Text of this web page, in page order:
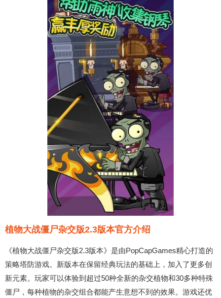
植物大战僵尸杂交版2.3版本官方介绍
《植物大战僵尸杂交版2.3版本》是由PopCapGames精心打造的
策略塔防游戏。新版本在保留经典玩法的基础上，加入了更多创
新元素。玩家可以体验到超过50种全新的杂交植物和30多种特殊
僵尸，每种植物的杂交组合都能产生意想不到的效果。游戏还优